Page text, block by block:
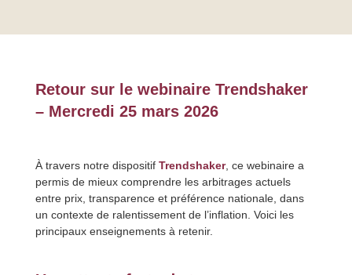
Retour sur le webinaire Trendshaker
– Mercredi 25 mars 2026
À travers notre dispositif Trendshaker, ce webinaire a
permis de mieux comprendre les arbitrages actuels
entre prix, transparence et préférence nationale, dans
un contexte de ralentissement de l’inflation. Voici les
principaux enseignements à retenir.